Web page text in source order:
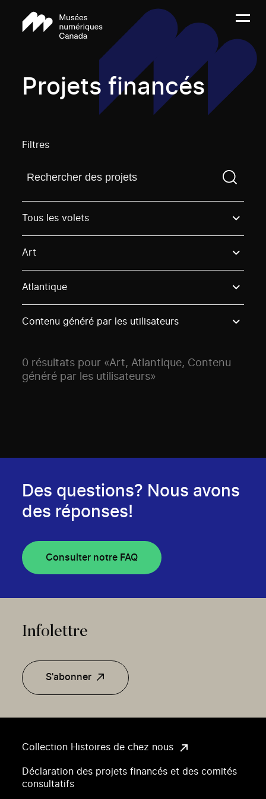
Projets financés
Filtres
Trouvez un projetVous devez saisir un terme de
Tous les volets
Art
Atlantique
Contenu généré par les utilisateurs
0 résultats pour «Art, Atlantique, Contenu
généré par les utilisateurs»
Collection Histoires de chez nous
Déclaration des projets financés et des comités
consultatifs
Des questions? Nous avons
des réponses!
Consulter notre FAQ
Infolettre
S'abonner